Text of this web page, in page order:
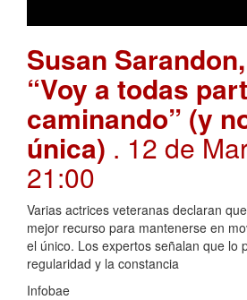
Susan
“Voy a todas
caminando” (y
única) . 12 de
21:00
Varias actrices veteranas declaran
mejor recurso para mantenerse en
el único. Los expertos señalan que lo
regularidad y la constancia
Infobae